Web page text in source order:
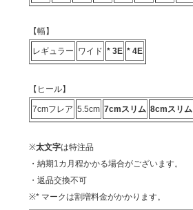
【幅】
レギュラー ワイド * 3E * 4E
【ヒール】
7cmフレア 5.5cm 7cmスリム 8cmスリム
※太文字は特注品
・納期1カ月程かかる場合がございます。
・返品交換不可
※* マークは割増料金がかかります。